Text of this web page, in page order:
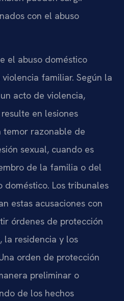
con el abuso
el abuso doméstico
familiar. Según la
acto de violencia,
en lesiones
temor razonable de
sexual, cuando es
de la familia o del
doméstico. Los tribunales
estas acusaciones con
órdenes de protección
la residencia y los
orden de protección
preliminar o
de los hechos